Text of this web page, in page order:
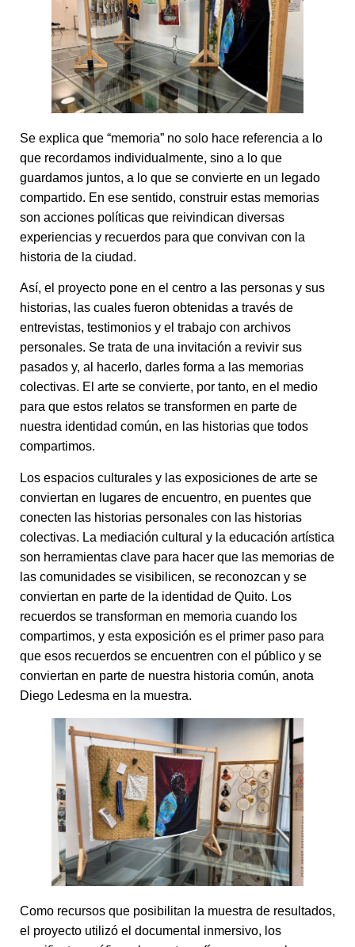
Se explica que “memoria” no solo hace referencia a lo
que recordamos individualmente, sino a lo que
guardamos juntos, a lo que se convierte en un legado
compartido. En ese sentido, construir estas memorias
son acciones políticas que reivindican diversas
experiencias y recuerdos para que convivan con la
historia de la ciudad.
Así, el proyecto pone en el centro a las personas y sus
historias, las cuales fueron obtenidas a través de
entrevistas, testimonios y el trabajo con archivos
personales. Se trata de una invitación a revivir sus
pasados y, al hacerlo, darles forma a las memorias
colectivas. El arte se convierte, por tanto, en el medio
para que estos relatos se transformen en parte de
nuestra identidad común, en las historias que todos
compartimos.
Los espacios culturales y las exposiciones de arte se
conviertan en lugares de encuentro, en puentes que
conecten las historias personales con las historias
colectivas. La mediación cultural y la educación artística
son herramientas clave para hacer que las memorias de
las comunidades se visibilicen, se reconozcan y se
conviertan en parte de la identidad de Quito. Los
recuerdos se transforman en memoria cuando los
compartimos, y esta exposición es el primer paso para
que esos recuerdos se encuentren con el público y se
conviertan en parte de nuestra historia común, anota
Diego Ledesma en la muestra.
Como recursos que posibilitan la muestra de resultados,
el proyecto utilizó el documental inmersivo, los